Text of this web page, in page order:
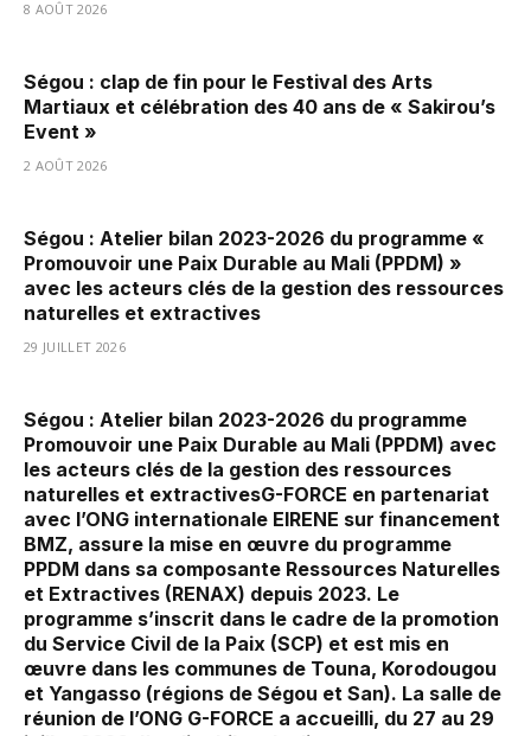
8 AOÛT 2026
Ségou : clap de fin pour le Festival des Arts
Martiaux et célébration des 40 ans de « Sakirou’s
Event »
2 AOÛT 2026
Ségou : Atelier bilan 2023-2026 du programme «
Promouvoir une Paix Durable au Mali (PPDM) »
avec les acteurs clés de la gestion des ressources
naturelles et extractives
29 JUILLET 2026
Ségou : Atelier bilan 2023-2026 du programme
Promouvoir une Paix Durable au Mali (PPDM) avec
les acteurs clés de la gestion des ressources
naturelles et extractivesG-FORCE en partenariat
avec l’ONG internationale EIRENE sur financement
BMZ, assure la mise en œuvre du programme
PPDM dans sa composante Ressources Naturelles
et Extractives (RENAX) depuis 2023. Le
programme s’inscrit dans le cadre de la promotion
du Service Civil de la Paix (SCP) et est mis en
œuvre dans les communes de Touna, Korodougou
et Yangasso (régions de Ségou et San). La salle de
réunion de l’ONG G-FORCE a accueilli, du 27 au 29